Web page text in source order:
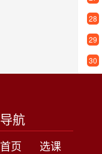
28
29
30
导航
首页
选课